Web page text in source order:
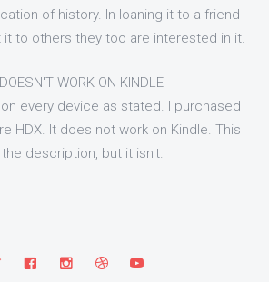
of history. In loaning it to a friend
it to others they too are interested in it.
WORK ON KINDLE
every device as stated. I purchased
HDX. It does not work on Kindle. This
description, but it isn't.